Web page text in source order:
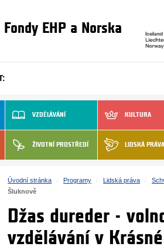
Fondy EHP a Norska
VZDĚLÁVÁNÍ KULTURA
ŽIVOTNÍ PROSTŘEDÍ LIDSKÁ PRÁVA
Úvodní stránka Programy Lidská práva
Šluknově
Džas dureder -
vzdělávání v